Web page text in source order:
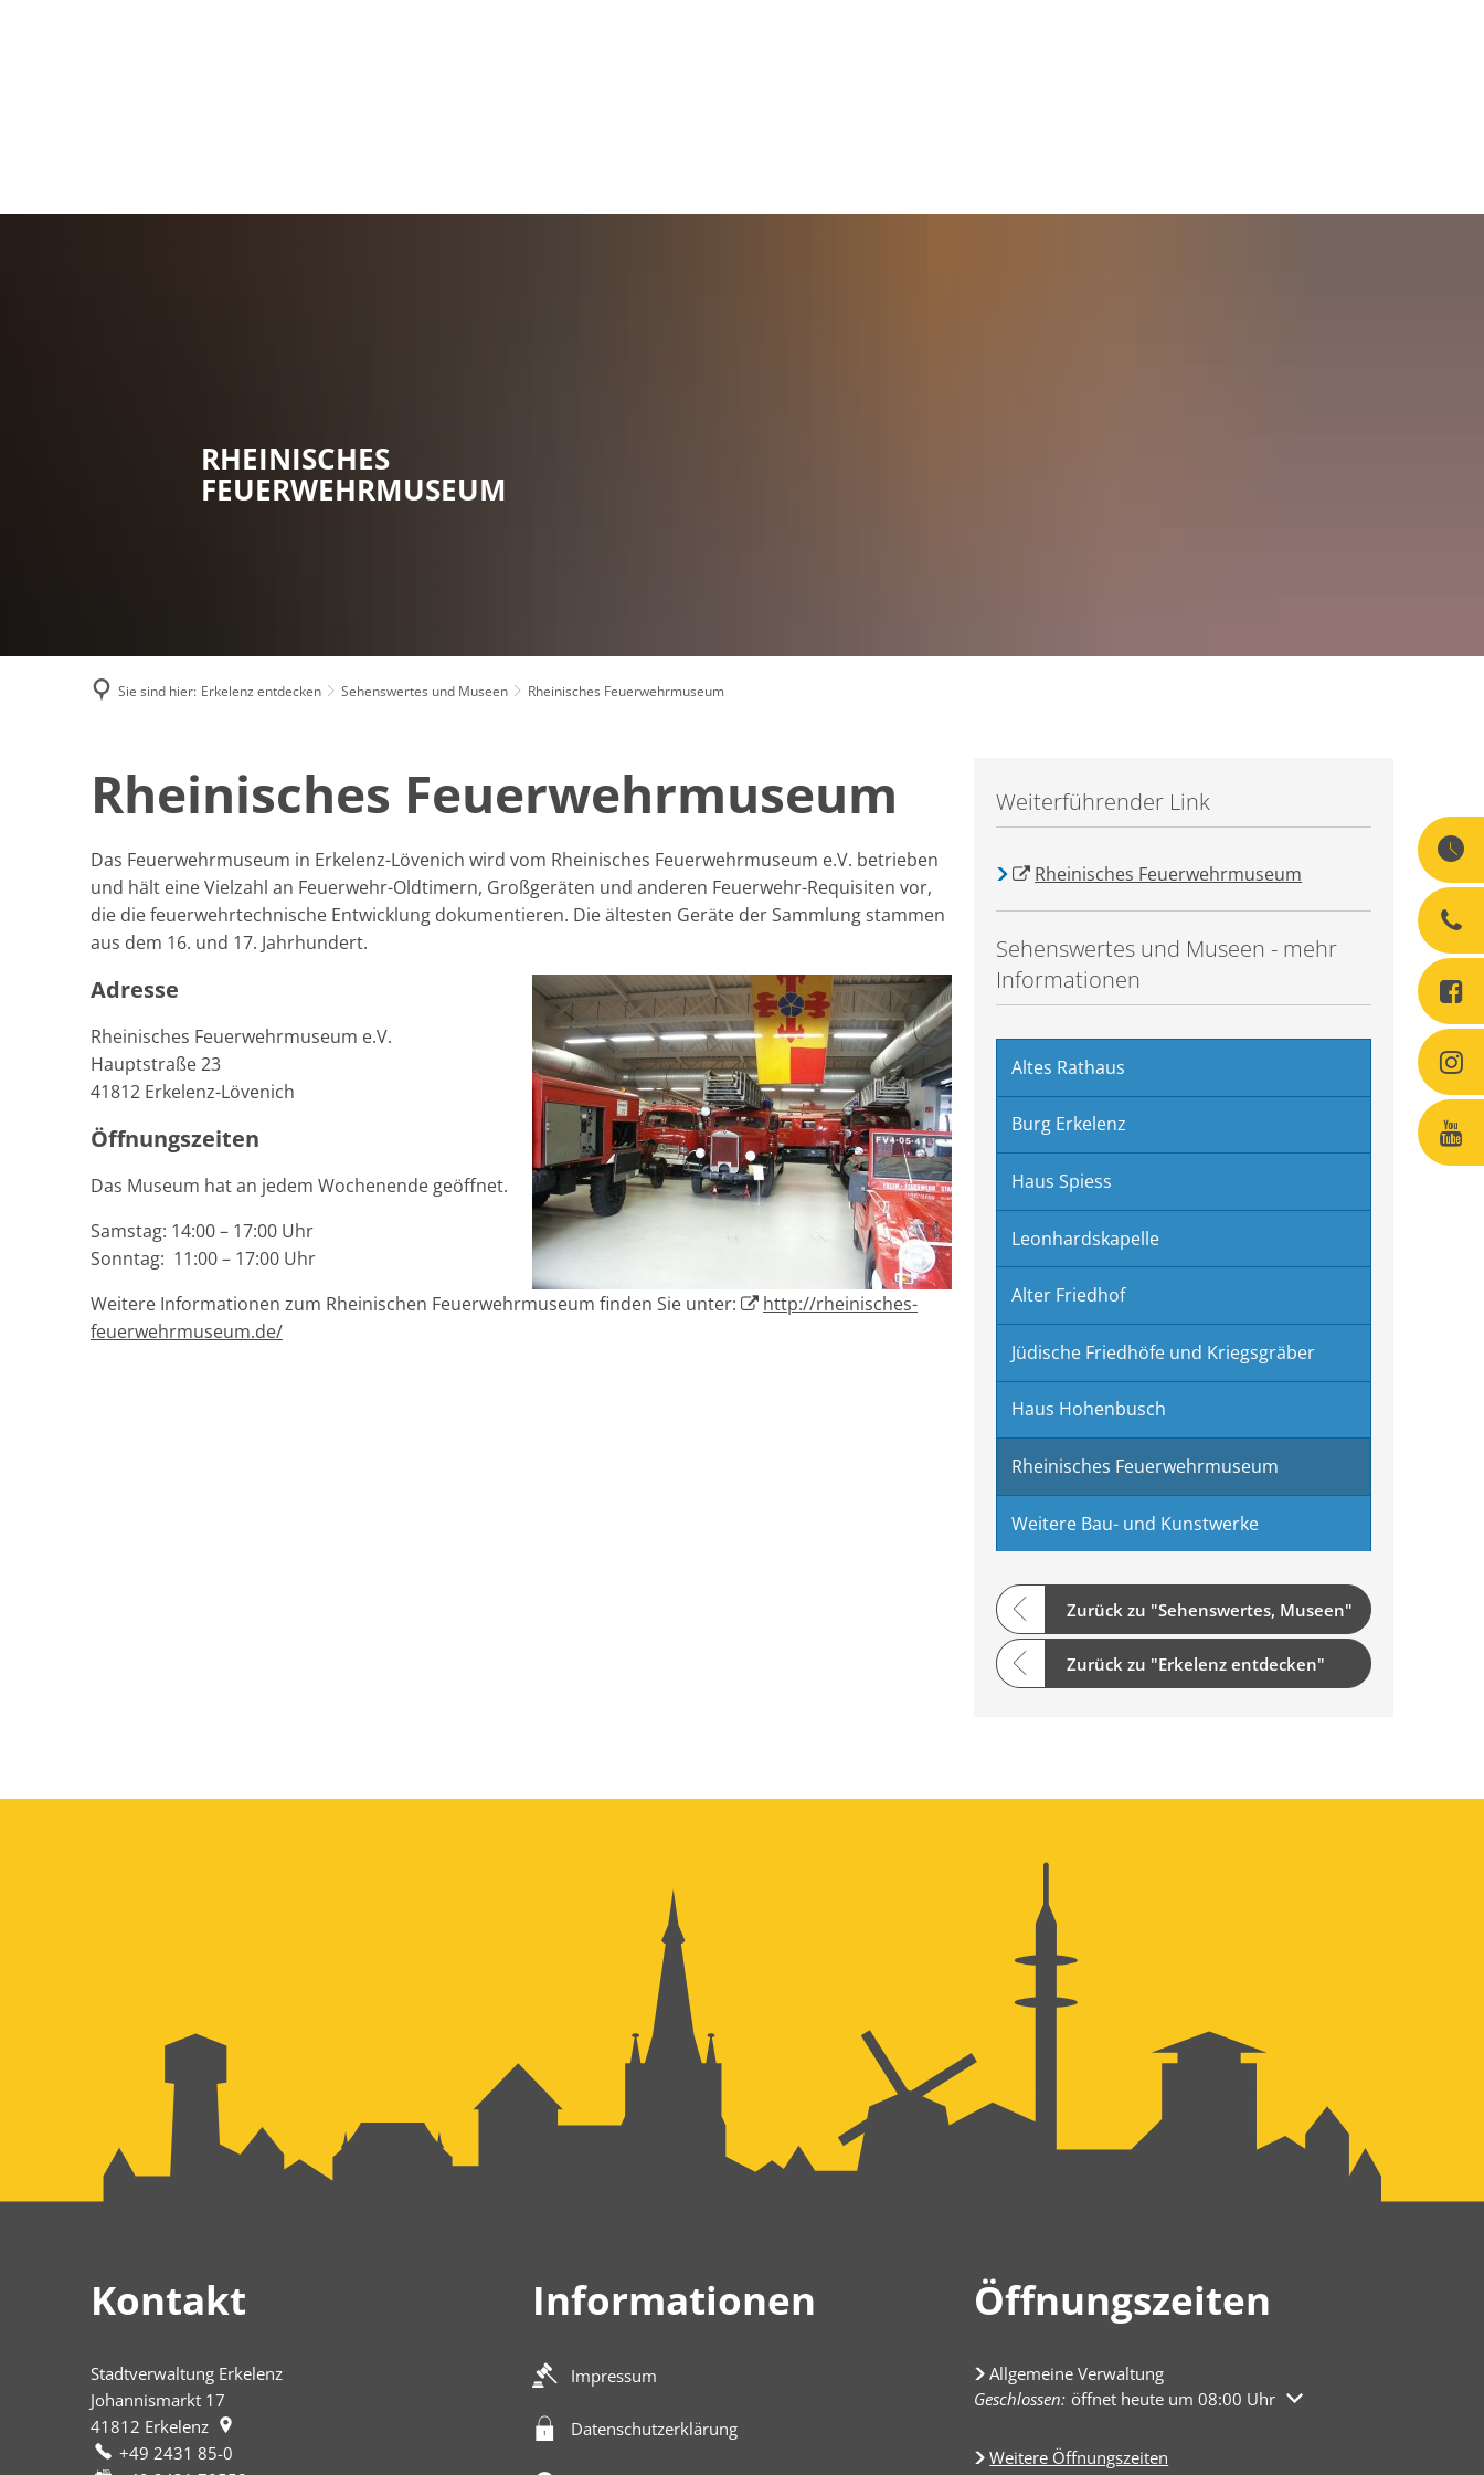
RHEINISCHES
FEUERWEHRMUSEUM
Sie sind hier: Erkelenz entdecken Sehenswertes und Museen Rheinisches Feuerwehrmuseum
Rheinisches Feuerwehrmuseum
Das Feuerwehrmuseum in Erkelenz-Lövenich wird vom Rheinisches Feuerwehrmuseum e.V. betrieben
und hält eine Vielzahl an Feuerwehr-Oldtimern, Großgeräten und anderen Feuerwehr-Requisiten vor,
die die feuerwehrtechnische Entwicklung dokumentieren. Die ältesten Geräte der Sammlung stammen
aus dem 16. und 17. Jahrhundert.
Adresse
Rheinisches Feuerwehrmuseum e.V.
Hauptstraße 23
41812 Erkelenz-Lövenich
Öffnungszeiten
Das Museum hat an jedem Wochenende geöffnet.
Samstag: 14:00 – 17:00 Uhr
Sonntag: 11:00 – 17:00 Uhr
Weitere Informationen zum Rheinischen Feuerwehrmuseum finden Sie unter:
http://rheinisches-
feuerwehrmuseum.de/
Weiterführender Link
Rheinisches Feuerwehrmuseum
Sehenswertes und Museen - mehr
Informationen
Altes Rathaus
Burg Erkelenz
Haus Spiess
Leonhardskapelle
Alter Friedhof
Jüdische Friedhöfe und Kriegsgräber
Haus Hohenbusch
Rheinisches Feuerwehrmuseum
Weitere Bau- und Kunstwerke
Zurück zu "Sehenswertes, Museen"
Zurück zu "Erkelenz entdecken"
Kontakt
Stadtverwaltung Erkelenz
Johannismarkt 17
41812 Erkelenz
+49 2431 85-0
Informationen
Impressum
Datenschutzerklärung
Öffnungszeiten
Allgemeine Verwaltung
Klicken, um weitere Öffnungs- oder Schließzeiten auszublenden
Geschlossen: öffnet heute um 08:00 Uhr
Weitere Öffnungszeiten